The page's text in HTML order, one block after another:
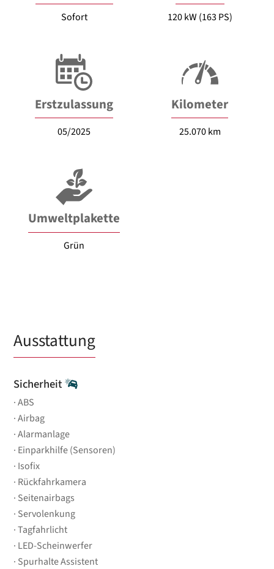
Sofort 120 kW (163 PS)
Erstzulassung
05/2025
Kilometer
25.070 km
Umweltplakette
Grün
Ausstattung
Sicherheit
ABS
Airbag
Alarmanlage
Einparkhilfe (Sensoren)
Isofix
Rückfahrkamera
Seitenairbags
Servolenkung
Tagfahrlicht
LED-Scheinwerfer
Spurhalte Assistent